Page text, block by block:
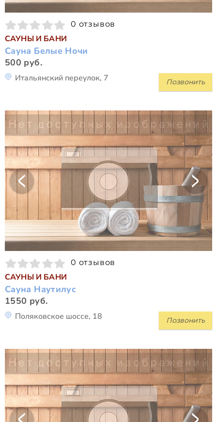
0 отзывов
САУНЫ И БАНИ
Сауна Белые Ночи
500 руб.
Позвонить
Итальянский переулок, 7
0 отзывов
САУНЫ И БАНИ
Сауна Наутилус
1550 руб.
Позвонить
Поляковское шоссе, 18